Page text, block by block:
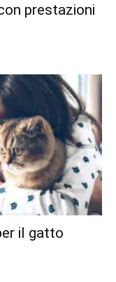
prestazioni
il gatto